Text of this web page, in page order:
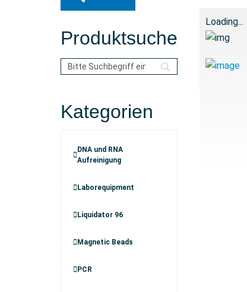
Produktsuche
Kategorien
DNA und RNA
Aufreinigung
Laborequipment
Liquidator 96
Magnetic Beads
PCR
Loading...